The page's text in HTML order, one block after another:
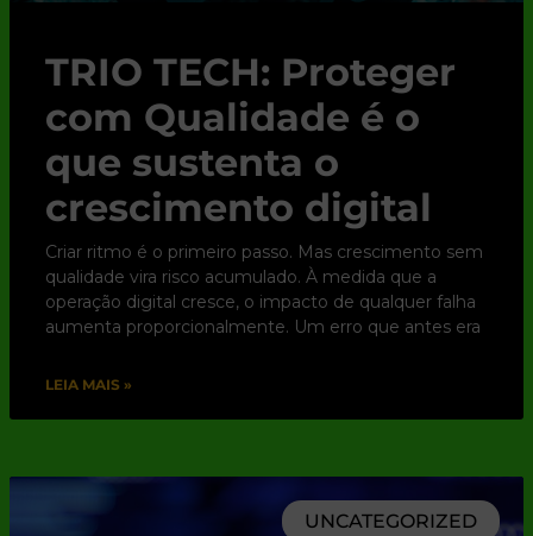
TRIO TECH: Proteger
com Qualidade é o
que sustenta o
crescimento digital
Criar ritmo é o primeiro passo. Mas crescimento sem
qualidade vira risco acumulado. À medida que a
operação digital cresce, o impacto de qualquer falha
aumenta proporcionalmente. Um erro que antes era
LEIA MAIS »
UNCATEGORIZED